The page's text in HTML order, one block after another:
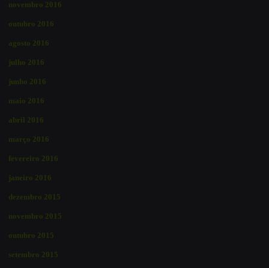
novembro 2016
outubro 2016
agosto 2016
julho 2016
junho 2016
maio 2016
abril 2016
março 2016
fevereiro 2016
janeiro 2016
dezembro 2015
novembro 2015
outubro 2015
setembro 2015